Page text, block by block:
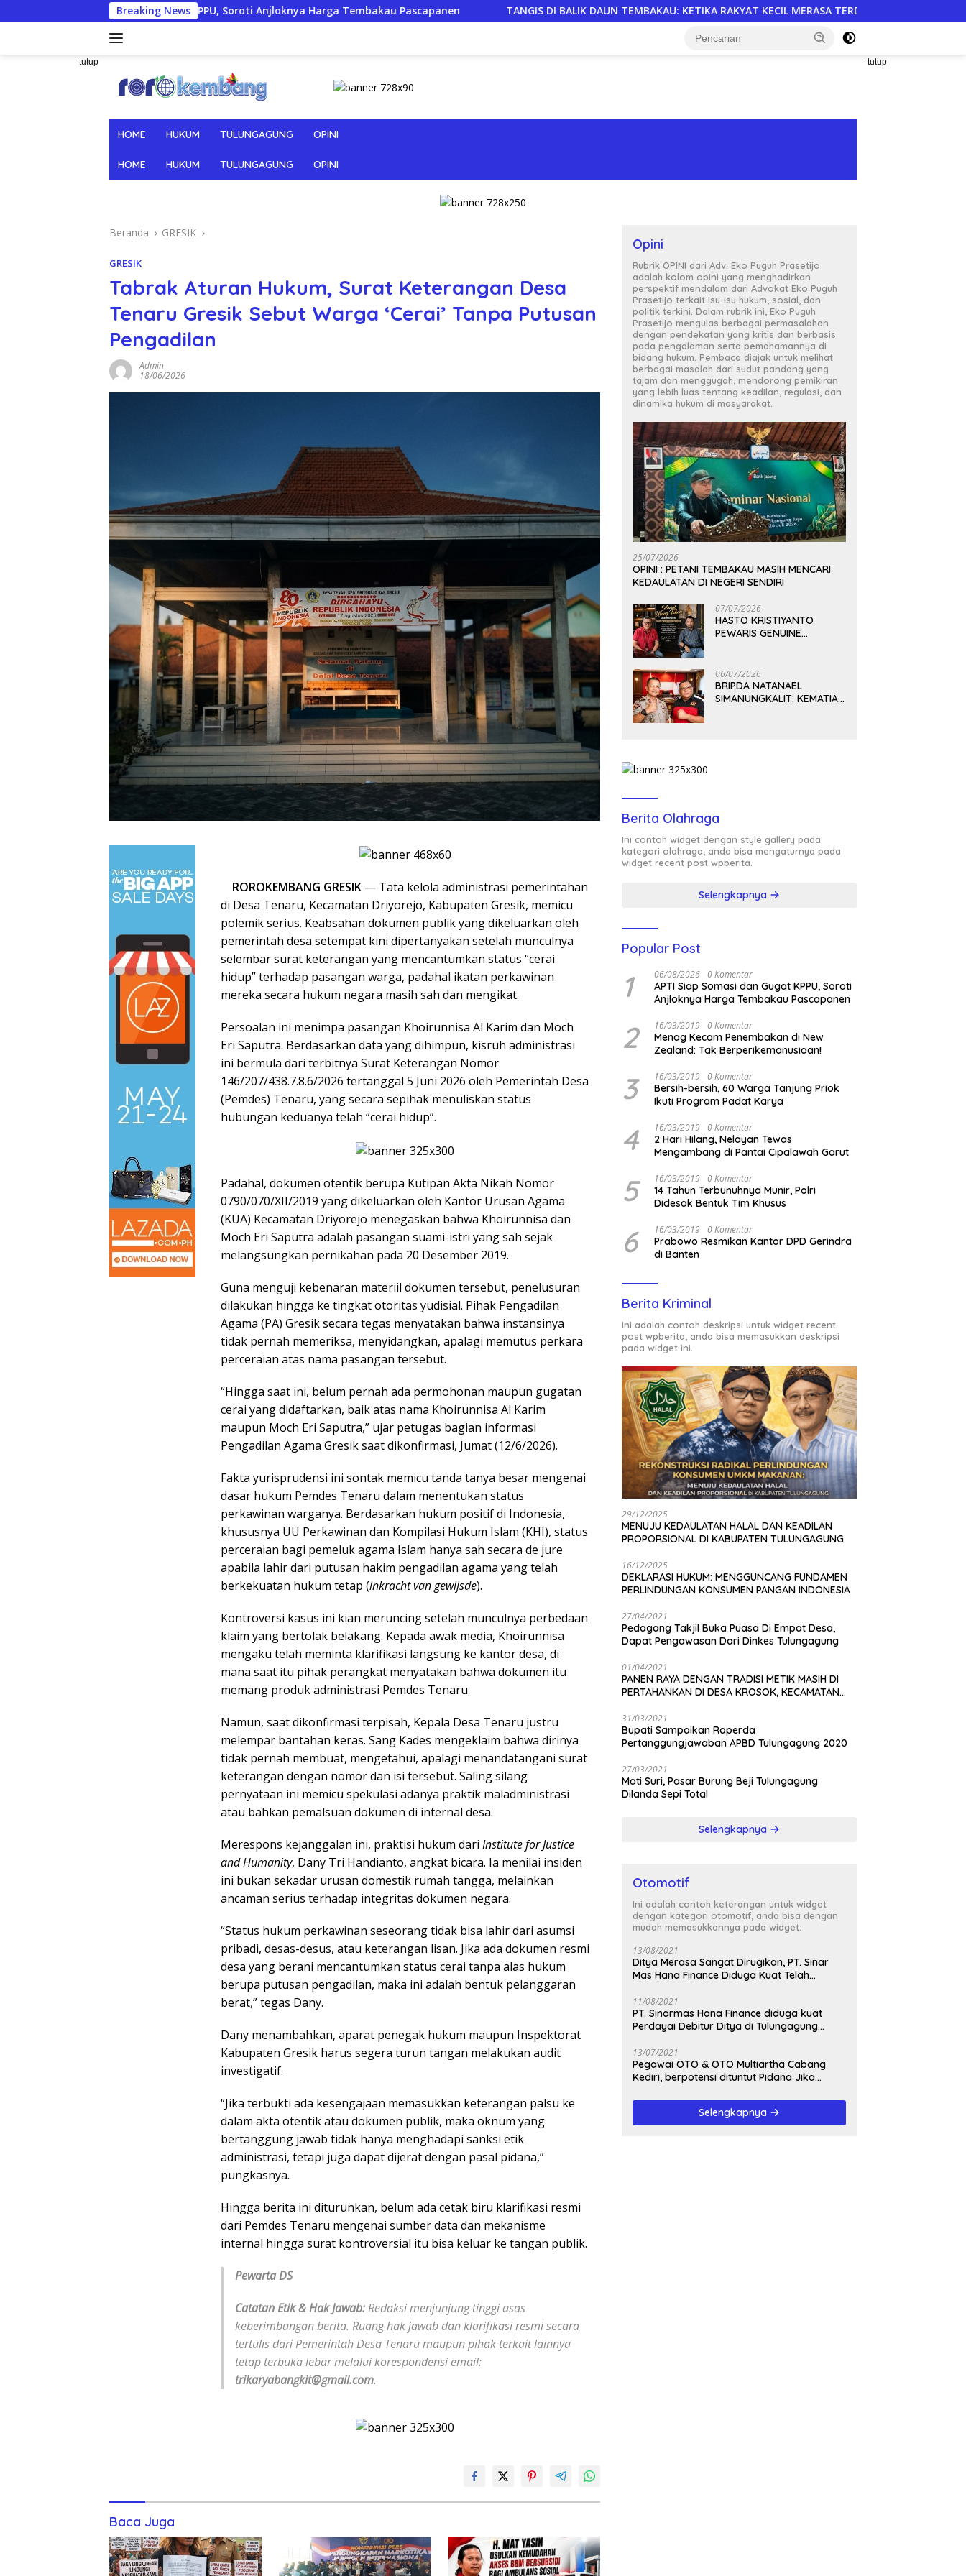
ke
Breaking News
KPPU, Soroti Anjloknya Harga Tembakau Pascapanen TANGIS DI BALIK DAUN TEMBAKAU: KETIKA RAKYAT KECIL MERASA TERDESAK DI TANAH AIR SENDIRI
tutup tutup
HOME HUKUM TULUNGAGUNG OPINI
HOME HUKUM TULUNGAGUNG OPINI
Beranda GRESIK
GRESIK
Tabrak Aturan Hukum, Surat Keterangan Desa
Tenaru Gresik Sebut Warga ‘Cerai’ Tanpa Putusan
Pengadilan
Admin
18/06/2026
ROROKEMBANG GRESIK — Tata kelola administrasi pemerintahan
di Desa Tenaru, Kecamatan Driyorejo, Kabupaten Gresik, memicu
polemik serius. Keabsahan dokumen publik yang dikeluarkan oleh
pemerintah desa setempat kini dipertanyakan setelah munculnya
selembar surat keterangan yang mencantumkan status “cerai
hidup” terhadap pasangan warga, padahal ikatan perkawinan
mereka secara hukum negara masih sah dan mengikat.
Persoalan ini menimpa pasangan Khoirunnisa Al Karim dan Moch
Eri Saputra. Berdasarkan data yang dihimpun, kisruh administrasi
ini bermula dari terbitnya Surat Keterangan Nomor
146/207/438.7.8.6/2026 tertanggal 5 Juni 2026 oleh Pemerintah Desa
(Pemdes) Tenaru, yang secara sepihak menuliskan status
hubungan keduanya telah “cerai hidup”.
Padahal, dokumen otentik berupa Kutipan Akta Nikah Nomor
0790/070/XII/2019 yang dikeluarkan oleh Kantor Urusan Agama
(KUA) Kecamatan Driyorejo menegaskan bahwa Khoirunnisa dan
Moch Eri Saputra adalah pasangan suami-istri yang sah sejak
melangsungkan pernikahan pada 20 Desember 2019.
Guna menguji kebenaran materiil dokumen tersebut, penelusuran
dilakukan hingga ke tingkat otoritas yudisial. Pihak Pengadilan
Agama (PA) Gresik secara tegas menyatakan bahwa instansinya
tidak pernah memeriksa, menyidangkan, apalagi memutus perkara
perceraian atas nama pasangan tersebut.
“Hingga saat ini, belum pernah ada permohonan maupun gugatan
cerai yang didaftarkan, baik atas nama Khoirunnisa Al Karim
maupun Moch Eri Saputra,” ujar petugas bagian informasi
Pengadilan Agama Gresik saat dikonfirmasi, Jumat (12/6/2026).
Fakta yurisprudensi ini sontak memicu tanda tanya besar mengenai
dasar hukum Pemdes Tenaru dalam menentukan status
perkawinan warganya. Berdasarkan hukum positif di Indonesia,
khususnya UU Perkawinan dan Kompilasi Hukum Islam (KHI), status
perceraian bagi pemeluk agama Islam hanya sah secara de jure
apabila lahir dari putusan hakim pengadilan agama yang telah
berkekuatan hukum tetap (inkracht van gewijsde).
Kontroversi kasus ini kian meruncing setelah munculnya perbedaan
klaim yang bertolak belakang. Kepada awak media, Khoirunnisa
mengaku telah meminta klarifikasi langsung ke kantor desa, di
mana saat itu pihak perangkat menyatakan bahwa dokumen itu
memang produk administrasi Pemdes Tenaru.
Namun, saat dikonfirmasi terpisah, Kepala Desa Tenaru justru
melempar bantahan keras. Sang Kades mengeklaim bahwa dirinya
tidak pernah membuat, mengetahui, apalagi menandatangani surat
keterangan dengan nomor dan isi tersebut. Saling silang
pernyataan ini memicu spekulasi adanya praktik maladministrasi
atau bahkan pemalsuan dokumen di internal desa.
Merespons kejanggalan ini, praktisi hukum dari Institute for Justice
and Humanity, Dany Tri Handianto, angkat bicara. Ia menilai insiden
ini bukan sekadar urusan domestik rumah tangga, melainkan
ancaman serius terhadap integritas dokumen negara.
“Status hukum perkawinan seseorang tidak bisa lahir dari asumsi
pribadi, desas-desus, atau keterangan lisan. Jika ada dokumen resmi
desa yang berani mencantumkan status cerai tanpa alas hukum
berupa putusan pengadilan, maka ini adalah bentuk pelanggaran
berat,” tegas Dany.
Dany menambahkan, aparat penegak hukum maupun Inspektorat
Kabupaten Gresik harus segera turun tangan melakukan audit
investigatif.
“Jika terbukti ada kesengajaan memasukkan keterangan palsu ke
dalam akta otentik atau dokumen publik, maka oknum yang
bertanggung jawab tidak hanya menghadapi sanksi etik
administrasi, tetapi juga dapat dijerat dengan pasal pidana,”
pungkasnya.
Hingga berita ini diturunkan, belum ada cetak biru klarifikasi resmi
dari Pemdes Tenaru mengenai sumber data dan mekanisme
internal hingga surat kontroversial itu bisa keluar ke tangan publik.
Pewarta DS
Catatan Etik & Hak Jawab:Redaksi menjunjung tinggi asas
keberimbangan berita. Ruang hak jawab dan klarifikasi resmi secara
tertulis dari Pemerintah Desa Tenaru maupun pihak terkait lainnya
tetap terbuka lebar melalui korespondensi email:
trikaryabangkit@gmail.com.
Baca Juga
Opini
Rubrik OPINI dari Adv. Eko Puguh Prasetijo
adalah kolom opini yang menghadirkan
perspektif mendalam dari Advokat Eko Puguh
Prasetijo terkait isu-isu hukum, sosial, dan
politik terkini. Dalam rubrik ini, Eko Puguh
Prasetijo mengulas berbagai permasalahan
dengan pendekatan yang kritis dan berbasis
pada pengalaman serta pemahamannya di
bidang hukum. Pembaca diajak untuk melihat
berbagai masalah dari sudut pandang yang
tajam dan menggugah, mendorong pemikiran
yang lebih luas tentang keadilan, regulasi, dan
dinamika hukum di masyarakat.
25/07/2026
OPINI : PETANI TEMBAKAU MASIH MENCARI
KEDAULATAN DI NEGERI SENDIRI
07/07/2026
HASTO KRISTIYANTO
PEWARIS GENUINE
06/07/2026
BRIPDA NATANAEL
SIMANUNGKALIT: KEMATIAN
Berita Olahraga
Ini contoh widget dengan style gallery pada
kategori olahraga, anda bisa mengaturnya pada
widget recent post wpberita.
Selengkapnya
Popular Post
1 06/08/2026 0 Komentar
APTI Siap Somasi dan Gugat KPPU, Soroti
Anjloknya Harga Tembakau Pascapanen
2 16/03/2019 0 Komentar
Menag Kecam Penembakan di New
Zealand: Tak Berperikemanusiaan!
3 16/03/2019 0 Komentar
Bersih-bersih, 60 Warga Tanjung Priok
Ikuti Program Padat Karya
4 16/03/2019 0 Komentar
2 Hari Hilang, Nelayan Tewas
Mengambang di Pantai Cipalawah Garut
5 16/03/2019 0 Komentar
14 Tahun Terbunuhnya Munir, Polri
Didesak Bentuk Tim Khusus
6 16/03/2019 0 Komentar
Prabowo Resmikan Kantor DPD Gerindra
di Banten
Berita Kriminal
Ini adalah contoh deskripsi untuk widget recent
post wpberita, anda bisa memasukkan deskripsi
pada widget ini.
29/12/2025
MENUJU KEDAULATAN HALAL DAN KEADILAN
PROPORSIONAL DI KABUPATEN TULUNGAGUNG
16/12/2025
DEKLARASI HUKUM: MENGGUNCANG FUNDAMEN
PERLINDUNGAN KONSUMEN PANGAN INDONESIA
27/04/2021
Pedagang Takjil Buka Puasa Di Empat Desa,
Dapat Pengawasan Dari Dinkes Tulungagung
01/04/2021
PANEN RAYA DENGAN TRADISI METIK MASIH DI
PERTAHANKAN DI DESA KROSOK, KECAMATAN
31/03/2021
Bupati Sampaikan Raperda
Pertanggungjawaban APBD Tulungagung 2020
27/03/2021
Mati Suri, Pasar Burung Beji Tulungagung
Dilanda Sepi Total
Selengkapnya
Otomotif
Ini adalah contoh keterangan untuk widget
dengan kategori otomotif, anda bisa dengan
mudah memasukkannya pada widget.
13/08/2021
Ditya Merasa Sangat Dirugikan, PT. Sinar
Mas Hana Finance Diduga Kuat Telah
11/08/2021
PT. Sinarmas Hana Finance diduga kuat
Perdayai Debitur Ditya di Tulungagung
13/07/2021
Pegawai OTO & OTO Multiartha Cabang
Kediri, berpotensi dituntut Pidana Jika
Selengkapnya